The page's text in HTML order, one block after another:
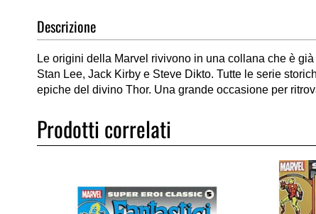
di
immagini
Descrizione
Le origini della Marvel rivivono in una collana che è
Stan Lee, Jack Kirby e Steve Dikto. Tutte le serie
epiche del divino Thor. Una grande occasione per
Prodotti correlati